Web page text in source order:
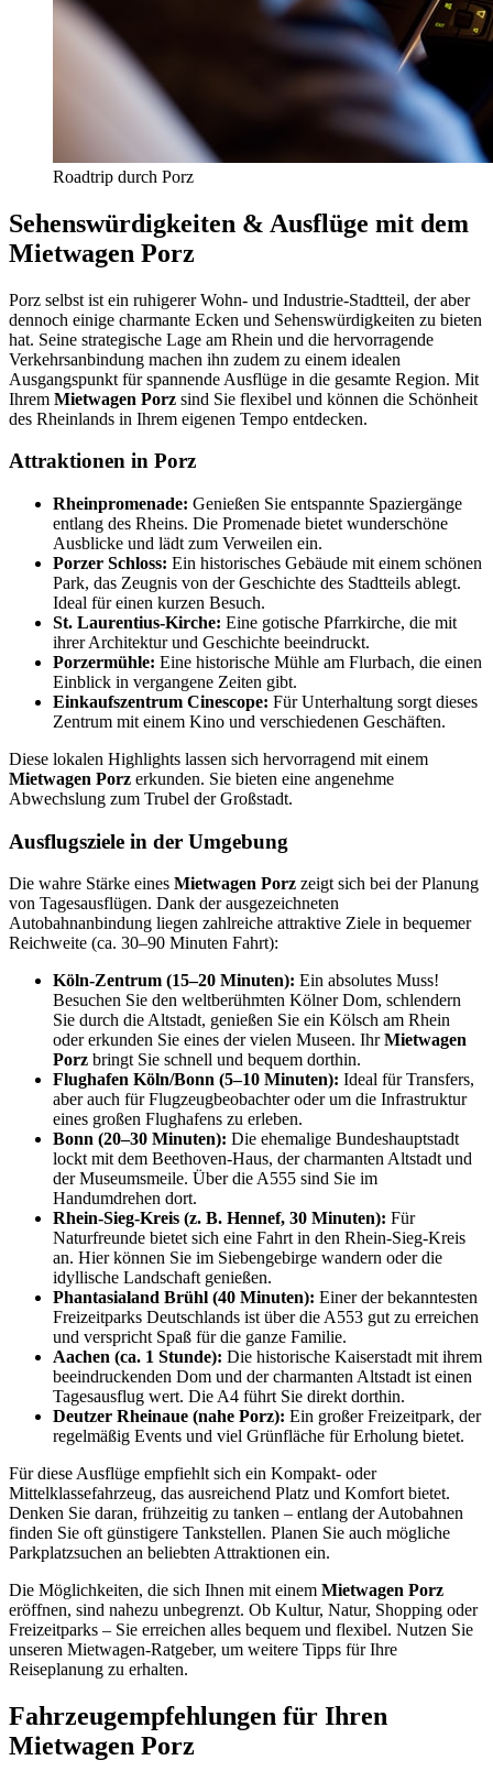
Roadtrip durch Porz
Sehenswürdigkeiten & Ausflüge mit dem
Mietwagen Porz
Porz selbst ist ein ruhigerer Wohn- und Industrie-Stadtteil, der aber
dennoch einige charmante Ecken und Sehenswürdigkeiten zu bieten
hat. Seine strategische Lage am Rhein und die hervorragende
Verkehrsanbindung machen ihn zudem zu einem idealen
Ausgangspunkt für spannende Ausflüge in die gesamte Region. Mit
Ihrem Mietwagen Porz sind Sie flexibel und können die Schönheit
des Rheinlands in Ihrem eigenen Tempo entdecken.
Attraktionen in Porz
Rheinpromenade: Genießen Sie entspannte Spaziergänge
entlang des Rheins. Die Promenade bietet wunderschöne
Ausblicke und lädt zum Verweilen ein.
Porzer Schloss: Ein historisches Gebäude mit einem schönen
Park, das Zeugnis von der Geschichte des Stadtteils ablegt.
Ideal für einen kurzen Besuch.
St. Laurentius-Kirche: Eine gotische Pfarrkirche, die mit
ihrer Architektur und Geschichte beeindruckt.
Porzermühle: Eine historische Mühle am Flurbach, die einen
Einblick in vergangene Zeiten gibt.
Einkaufszentrum Cinescope: Für Unterhaltung sorgt dieses
Zentrum mit einem Kino und verschiedenen Geschäften.
Diese lokalen Highlights lassen sich hervorragend mit einem
Mietwagen Porz erkunden. Sie bieten eine angenehme
Abwechslung zum Trubel der Großstadt.
Ausflugsziele in der Umgebung
Die wahre Stärke eines Mietwagen Porz zeigt sich bei der Planung
von Tagesausflügen. Dank der ausgezeichneten
Autobahnanbindung liegen zahlreiche attraktive Ziele in bequemer
Reichweite (ca. 30–90 Minuten Fahrt):
Köln-Zentrum (15–20 Minuten): Ein absolutes Muss!
Besuchen Sie den weltberühmten Kölner Dom, schlendern
Sie durch die Altstadt, genießen Sie ein Kölsch am Rhein
oder erkunden Sie eines der vielen Museen. IhrMietwagen
Porz bringt Sie schnell und bequem dorthin.
Flughafen Köln/Bonn (5–10 Minuten): Ideal für Transfers,
aber auch für Flugzeugbeobachter oder um die Infrastruktur
eines großen Flughafens zu erleben.
Bonn (20–30 Minuten): Die ehemalige Bundeshauptstadt
lockt mit dem Beethoven-Haus, der charmanten Altstadt und
der Museumsmeile. Über die A555 sind Sie im
Handumdrehen dort.
Rhein-Sieg-Kreis (z. B. Hennef, 30 Minuten): Für
Naturfreunde bietet sich eine Fahrt in den Rhein-Sieg-Kreis
an. Hier können Sie im Siebengebirge wandern oder die
idyllische Landschaft genießen.
Phantasialand Brühl (40 Minuten): Einer der bekanntesten
Freizeitparks Deutschlands ist über die A553 gut zu erreichen
und verspricht Spaß für die ganze Familie.
Aachen (ca. 1 Stunde): Die historische Kaiserstadt mit ihrem
beeindruckenden Dom und der charmanten Altstadt ist einen
Tagesausflug wert. Die A4 führt Sie direkt dorthin.
Deutzer Rheinaue (nahe Porz): Ein großer Freizeitpark, der
regelmäßig Events und viel Grünfläche für Erholung bietet.
Für diese Ausflüge empfiehlt sich ein Kompakt- oder
Mittelklassefahrzeug, das ausreichend Platz und Komfort bietet.
Denken Sie daran, frühzeitig zu tanken – entlang der Autobahnen
finden Sie oft günstigere Tankstellen. Planen Sie auch mögliche
Parkplatzsuchen an beliebten Attraktionen ein.
Die Möglichkeiten, die sich Ihnen mit einem Mietwagen Porz
eröffnen, sind nahezu unbegrenzt. Ob Kultur, Natur, Shopping oder
Freizeitparks – Sie erreichen alles bequem und flexibel. Nutzen Sie
unseren Mietwagen-Ratgeber, um weitere Tipps für Ihre
Reiseplanung zu erhalten.
Fahrzeugempfehlungen für Ihren
Mietwagen Porz